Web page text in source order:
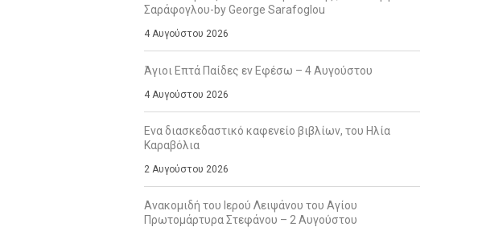
Σαράφογλου-by George Sarafoglou
4 Αυγούστου 2026
Άγιοι Επτά Παίδες εν Εφέσω – 4 Αυγούστου
4 Αυγούστου 2026
Ενα διασκεδαστικό καφενείο βιβλίων, του Ηλία
Καραβόλια
2 Αυγούστου 2026
Ανακομιδή του Ιερού Λειψάνου του Αγίου
Πρωτομάρτυρα Στεφάνου – 2 Αυγούστου